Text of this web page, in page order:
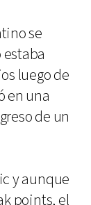
se
luego de
en una
de un
y aunque
points, el